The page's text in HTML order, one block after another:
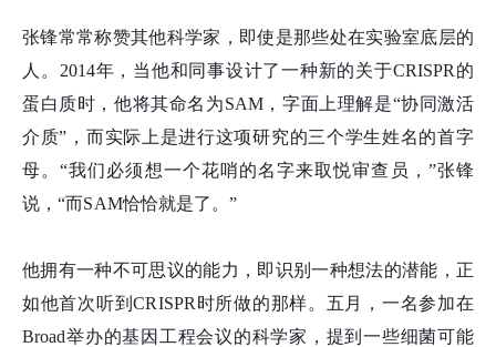
张锋常常称赞其他科学家，即使是那些处在实验室底层的
人。2014年，当他和同事设计了一种新的关于CRISPR的
蛋白质时，他将其命名为SAM，字面上理解是“协同激活
介质”，而实际上是进行这项研究的三个学生姓名的首字
母。“我们必须想一个花哨的名字来取悦审查员，”张锋
说，“而SAM恰恰就是了。”
他拥有一种不可思议的能力，即识别一种想法的潜能，正
如他首次听到CRISPR时所做的那样。五月，一名参加在
Broad举办的基因工程会议的科学家，提到一些细菌可能